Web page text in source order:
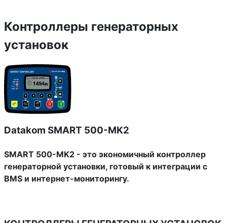
Контроллеры генераторных
установок
Datakom SMART 500-MK2
SMART 500-MK2 - это экономичный контроллер
генераторной установки, готовый к интеграции с
BMS и интернет-мониторингу.